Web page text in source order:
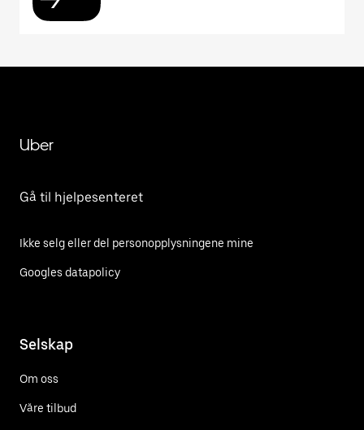
Uber
Gå til hjelpesenteret
Ikke selg eller del personopplysningene mine
Googles datapolicy
Selskap
Om oss
Våre tilbud